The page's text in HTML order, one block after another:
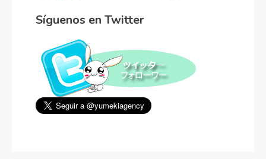
Síguenos en Twitter